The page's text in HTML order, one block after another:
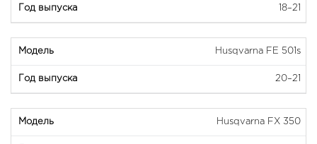
18–21
Husqvarna FE 501s
20–21
Husqvarna FX 350